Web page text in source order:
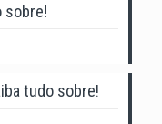
sobre!
tudo sobre!